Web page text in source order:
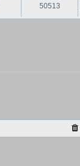
50513